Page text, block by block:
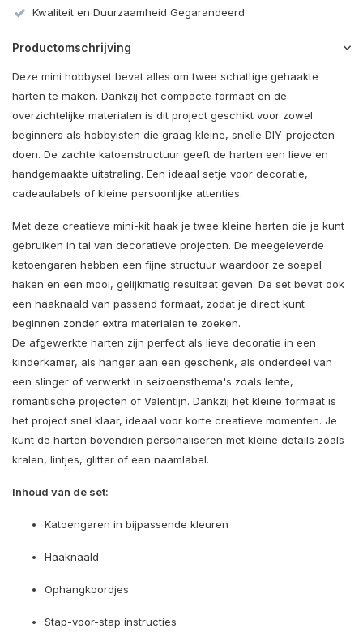
Kwaliteit en Duurzaamheid Gegarandeerd
Productomschrijving
Deze mini hobbyset bevat alles om twee schattige gehaakte
harten te maken. Dankzij het compacte formaat en de
overzichtelijke materialen is dit project geschikt voor zowel
beginners als hobbyisten die graag kleine, snelle DIY-projecten
doen. De zachte katoenstructuur geeft de harten een lieve en
handgemaakte uitstraling. Een ideaal setje voor decoratie,
cadeaulabels of kleine persoonlijke attenties.
Met deze creatieve mini-kit haak je twee kleine harten die je kunt
gebruiken in tal van decoratieve projecten. De meegeleverde
katoengaren hebben een fijne structuur waardoor ze soepel
haken en een mooi, gelijkmatig resultaat geven. De set bevat ook
een haaknaald van passend formaat, zodat je direct kunt
beginnen zonder extra materialen te zoeken.
De afgewerkte harten zijn perfect als lieve decoratie in een
kinderkamer, als hanger aan een geschenk, als onderdeel van
een slinger of verwerkt in seizoensthema's zoals lente,
romantische projecten of Valentijn. Dankzij het kleine formaat is
het project snel klaar, ideaal voor korte creatieve momenten. Je
kunt de harten bovendien personaliseren met kleine details zoals
kralen, lintjes, glitter of een naamlabel.
Inhoud van de set:
Katoengaren in bijpassende kleuren
Haaknaald
Ophangkoordjes
Stap-voor-stap instructies